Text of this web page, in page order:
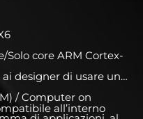
core ARM Cortex-
ai designer di usare un
/ Computer on
all’interno